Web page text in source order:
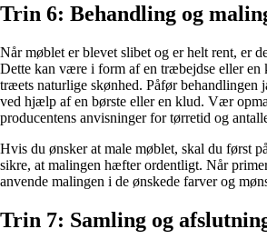
Trin 6: Behandling og
Når møblet er blevet slibet og er helt rent, er
Dette kan være i form af en træbejdse eller en
træets naturlige skønhed. Påfør behandlingen
ved hjælp af en børste eller en klud. Vær
producentens anvisninger for tørretid og
Hvis du ønsker at male møblet, skal du først
sikre, at malingen hæfter ordentligt. Når
anvende malingen i de ønskede farver og
Trin 7: Samling og